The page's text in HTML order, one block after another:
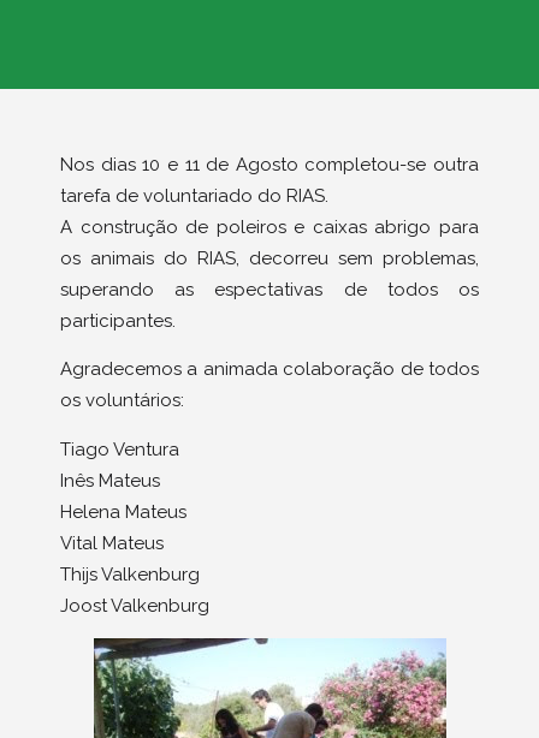
Nos dias 10 e 11 de Agosto completou-se outra
tarefa de voluntariado do RIAS.
A construção de poleiros e caixas abrigo para
os animais do RIAS, decorreu sem problemas,
superando as espectativas de todos os
participantes.
Agradecemos a animada colaboração de todos
os voluntários:
Tiago Ventura
Inês Mateus
Helena Mateus
Vital Mateus
Thijs Valkenburg
Joost Valkenburg